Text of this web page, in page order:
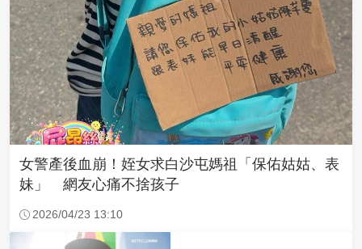
女警產後血崩！姪女求白沙屯媽祖「保佑姑姑、表
妹」 網友心痛不捨孩子
2026/04/23 13:10